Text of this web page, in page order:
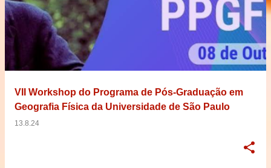
VII Workshop do Programa de Pós-Graduação em
Geografia Física da Universidade de São Paulo
13.8.24